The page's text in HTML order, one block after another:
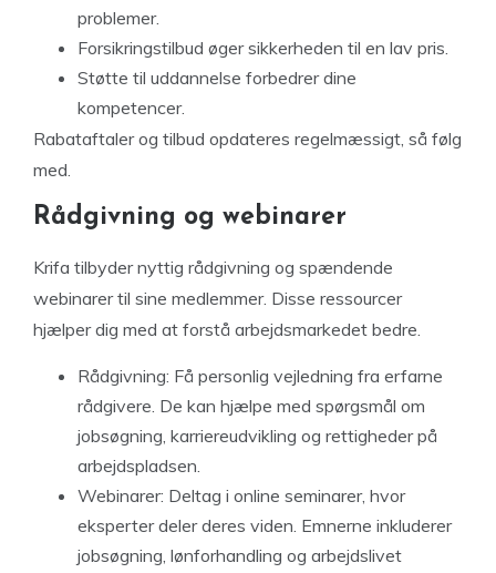
problemer.
Forsikringstilbud øger sikkerheden til en lav pris.
Støtte til uddannelse forbedrer dine
kompetencer.
Rabataftaler og tilbud opdateres regelmæssigt, så følg
med.
Rådgivning og webinarer
Krifa tilbyder nyttig rådgivning og spændende
webinarer til sine medlemmer. Disse ressourcer
hjælper dig med at forstå arbejdsmarkedet bedre.
Rådgivning: Få personlig vejledning fra erfarne
rådgivere. De kan hjælpe med spørgsmål om
jobsøgning, karriereudvikling og rettigheder på
arbejdspladsen.
Webinarer: Deltag i online seminarer, hvor
eksperter deler deres viden. Emnerne inkluderer
jobsøgning, lønforhandling og arbejdslivet